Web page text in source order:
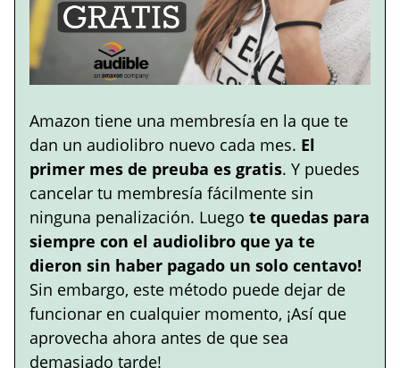
Amazon tiene una membresía en la que te
dan un audiolibro nuevo cada mes. El
primer mes de preuba es gratis. Y puedes
cancelar tu membresía fácilmente sin
ninguna penalización. Luego te quedas para
siempre con el audiolibro que ya te
dieron sin haber pagado un solo centavo!
Sin embargo, este método puede dejar de
funcionar en cualquier momento, ¡Así que
aprovecha ahora antes de que sea
demasiado tarde!